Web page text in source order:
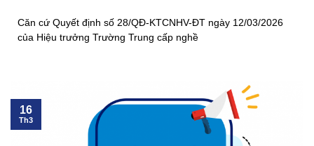
Căn cứ Quyết định số 28/QĐ-KTCNHV-ĐT ngày 12/03/2026
của Hiệu trưởng Trường Trung cấp nghề
16
Th3